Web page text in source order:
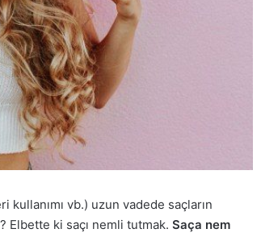
kullanımı vb.) uzun vadede saçların
Elbette ki saçı nemli tutmak. Saça nem